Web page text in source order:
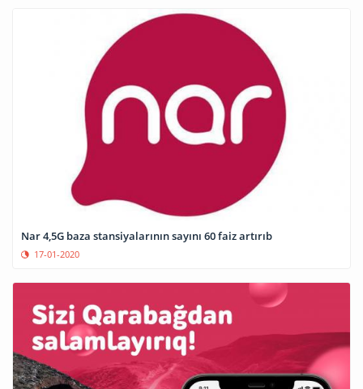
Nar 4,5G baza stansiyalarının sayını 60 faiz artırıb
17-01-2020